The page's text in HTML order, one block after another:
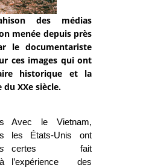
des médias
menée depuis près
le documentariste
ces images qui ont
historique et la
XXe siècle.
Avec le Vietnam,
les États-Unis ont
certes fait
l’expérience des